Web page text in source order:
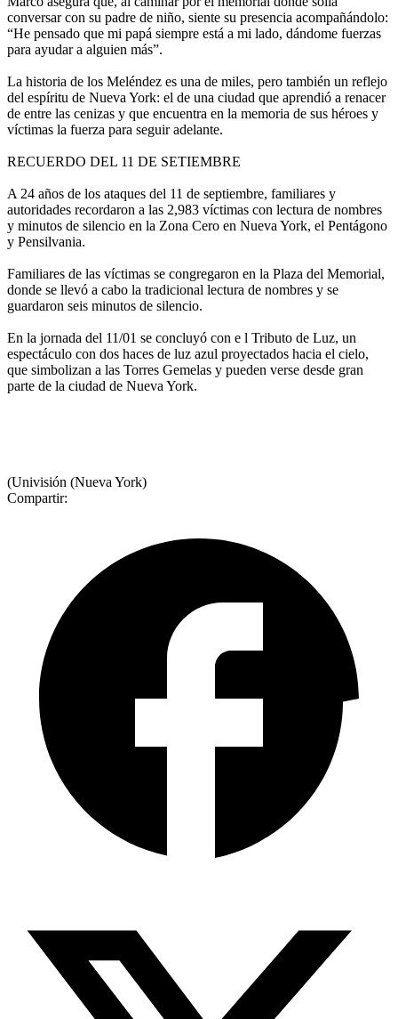
conversar con su padre de niño, siente su presencia acompañándolo:
“He pensado que mi papá siempre está a mi lado, dándome fuerzas
para ayudar a alguien más”.
La historia de los Meléndez es una de miles, pero también un reflejo
del espíritu de Nueva York: el de una ciudad que aprendió a renacer
de entre las cenizas y que encuentra en la memoria de sus héroes y
víctimas la fuerza para seguir adelante.
RECUERDO DEL 11 DE SETIEMBRE
A 24 años de los ataques del 11 de septiembre, familiares y
autoridades recordaron a las 2,983 víctimas con lectura de nombres
y minutos de silencio en la Zona Cero en Nueva York, el Pentágono
y Pensilvania.
Familiares de las víctimas se congregaron en la Plaza del Memorial,
donde se llevó a cabo la tradicional lectura de nombres y se
guardaron seis minutos de silencio.
En la jornada del 11/01 se concluyó con e l Tributo de Luz, un
espectáculo con dos haces de luz azul proyectados hacia el cielo,
que simbolizan a las Torres Gemelas y pueden verse desde gran
parte de la ciudad de Nueva York.
(Univisión (Nueva York)
Compartir: